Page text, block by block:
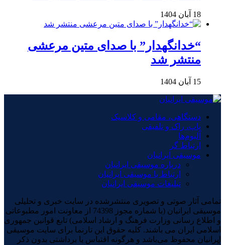
×
18 آبان 1404
“خدانگهدار” با صدای متین مرعشی
منتشر شد
15 آبان 1404
دستگاهی، مقامی و کلاسیک
پاپ، راک و تلفیقی
آلبوم‌ها
ارتباط گر
موسیقی ایرانیان
درباره موسیقی ایرانیان
ارتباط با موسیقی ایرانیان
تبلیغات موسیقی ایرانیان
تمامی آثار صوتی و تصویری منتشرشده در سایت خبری و تحلیلی
موسیقی ایرانیان (با شماره مجوز 74398 از معاونت امور مطبوعاتی
و اطلاع رسانی وزارت فرهنگ و ارشاد اسلامی) تابع قوانین جمهوری
اسلامی ایران می باشند. کلیه حقوق این تارنما برای سایت موسیقی
ایرانیان محفوظ می‌باشد و هرگونه اقتباس یا برداشتی بدون ذکر